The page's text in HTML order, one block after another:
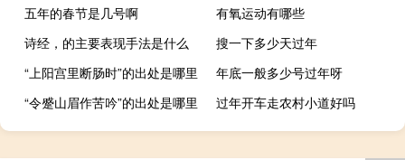
五年的春节是几号啊
有氧运动有哪些
诗经，的主要表现手法是什么
搜一下多少天过年
“上阳宫里断肠时”的出处是哪里
年底一般多少号过年呀
“令蹙山眉作苦吟”的出处是哪里
过年开车走农村小道好吗